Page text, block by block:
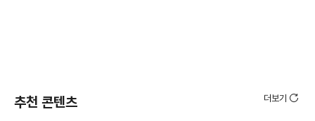
추천 콘텐츠 더보기